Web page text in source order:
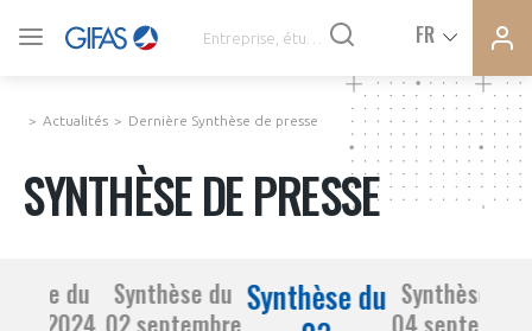
FR
Actualités Dernière Synthèse de presse
SYNTHÈSE DE PRESSE
du
30 août 2024
Synthèse du
02 septembre
Synthèse du Synthèse du
04 septembre
VOUS ÊTES ADHÉRENTS
DEMANDE D’ADHÉSION